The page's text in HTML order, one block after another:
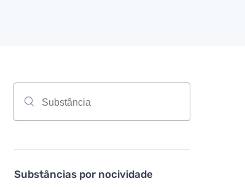
Substâncias por nocividade